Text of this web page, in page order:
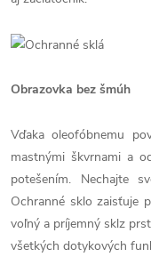
Obrazovka bez šmúh
Vďaka oleofóbnemu
mastnými škvrnami a
potešením. Nechajte
Ochranné sklo zaisťuje
voľný a príjemný sklz
všetkých dotykových